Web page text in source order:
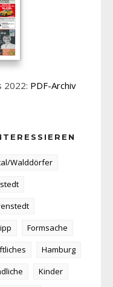
2022: PDF-Archiv
Walddörfer
Formsache
Hamburg
Kinder